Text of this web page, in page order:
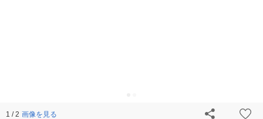
1 / 2 画像を見る